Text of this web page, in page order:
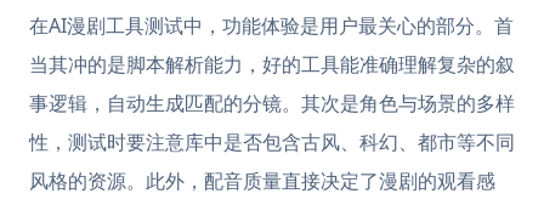
在AI漫剧工具测试中，功能体验是用户最关心的部分。首
当其冲的是脚本解析能力，好的工具能准确理解复杂的叙
事逻辑，自动生成匹配的分镜。其次是角色与场景的多样
性，测试时要注意库中是否包含古风、科幻、都市等不同
风格的资源。此外，配音质量直接决定了漫剧的观看感